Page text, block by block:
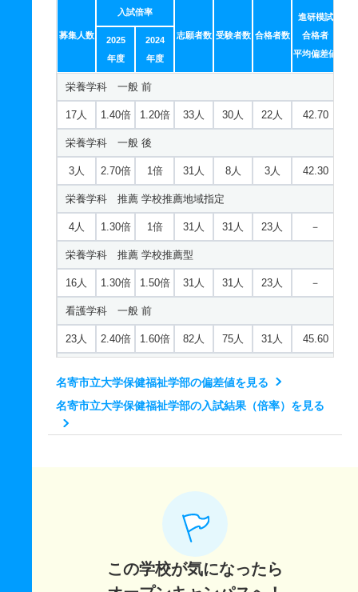
募集人数
入試倍率
志願者数 受験者数 合格者数
進研模試
合格者
平均偏差値
2025
年度
2024
年度
栄養学科 一般 前
17人 1.40倍 1.20倍 33人 30人 22人 42.70
栄養学科 一般 後
3人 2.70倍 1倍 31人 8人 3人 42.30
栄養学科 推薦 学校推薦地域指定
4人 1.30倍 1倍 31人 31人 23人 －
栄養学科 推薦 学校推薦型
16人 1.30倍 1.50倍 31人 31人 23人 －
看護学科 一般 前
23人 2.40倍 1.60倍 82人 75人 31人 45.60
看護学科 推薦 学校推薦地域指定
1.70倍 46人
社会福祉学科 一般 前
1倍 1倍 34人 30人 30人
名寄市立大学保健福祉学部の偏差値を見る
名寄市立大学保健福祉学部の入試結果（倍率）を見る
この学校が気になったら